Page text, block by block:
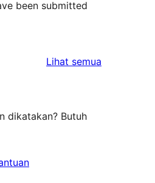
been submitted
Lihat semua
dikatakan? Butuh